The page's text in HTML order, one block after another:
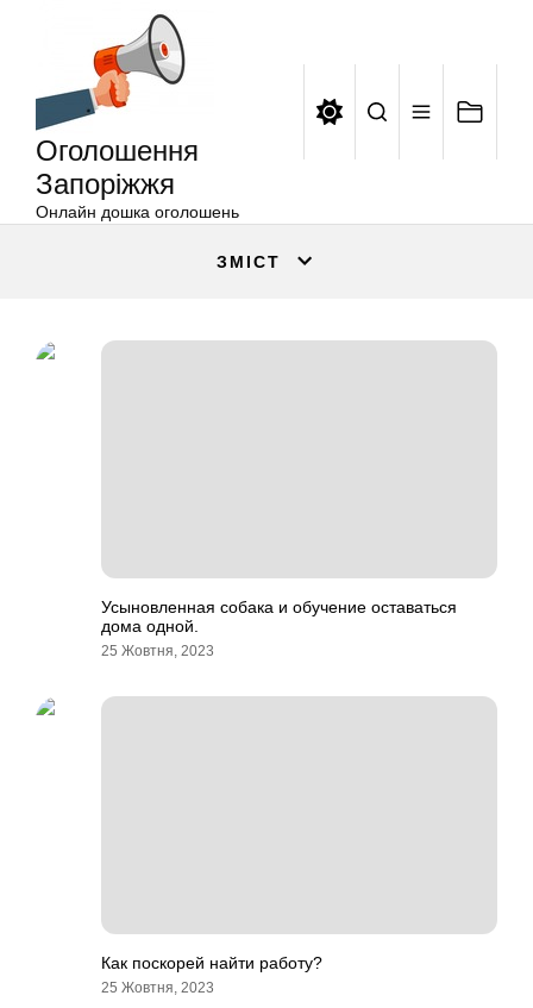
Оголошення
Запоріжжя
Онлайн дошка оголошень
ЗМІСТ
Усыновленная собака и обучение оставаться
дома одной.
25 Жовтня, 2023
Как поскорей найти работу?
25 Жовтня, 2023